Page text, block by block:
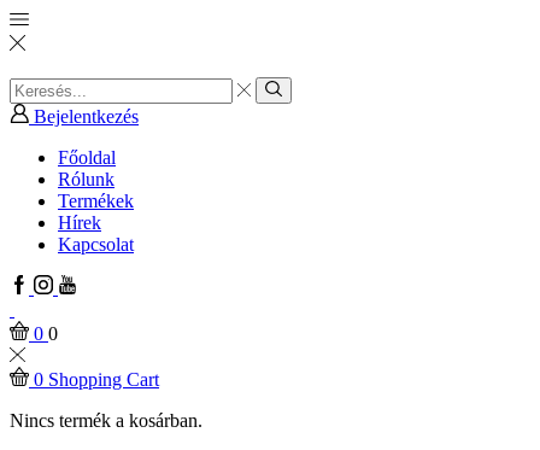
Search
input
Search
Bejelentkezés
Főoldal
Rólunk
Termékek
Hírek
Kapcsolat
Facebook
Instagram
Youtube
0 0
0 Shopping Cart
Nincs termék a kosárban.